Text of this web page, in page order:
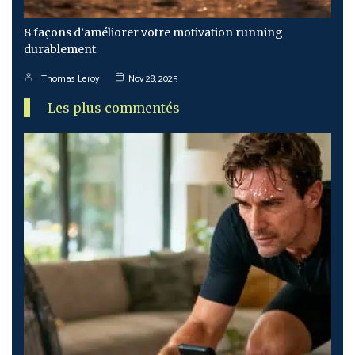
8 façons d’améliorer votre motivation running
durablement
Thomas Leroy Nov 28, 2025
Les plus commentés